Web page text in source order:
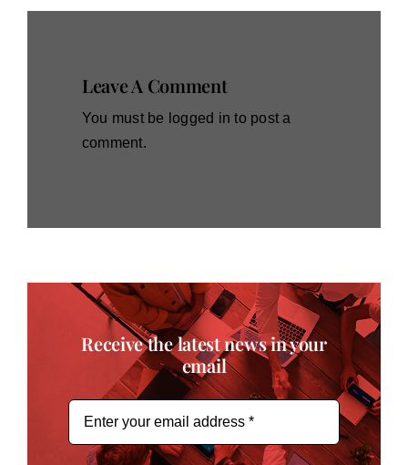
Leave A Comment
You must be logged in to post a
comment.
Receive the latest news in your
email